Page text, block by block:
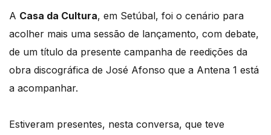
A Casa da Cultura, em Setúbal, foi o cenário para
acolher mais uma sessão de lançamento, com debate,
de um título da presente campanha de reedições da
obra discográfica de José Afonso que a Antena 1 está
a acompanhar.
Estiveram presentes, nesta conversa, que teve